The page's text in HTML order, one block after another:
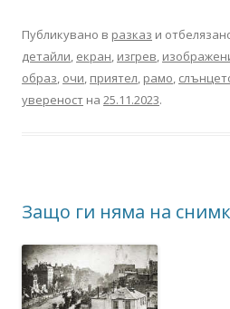
Публикувано в разказ и
детайли, екран, изгрев,
образ, очи, приятел, рамо,
увереност на 25.11.2023.
Защо ги няма на